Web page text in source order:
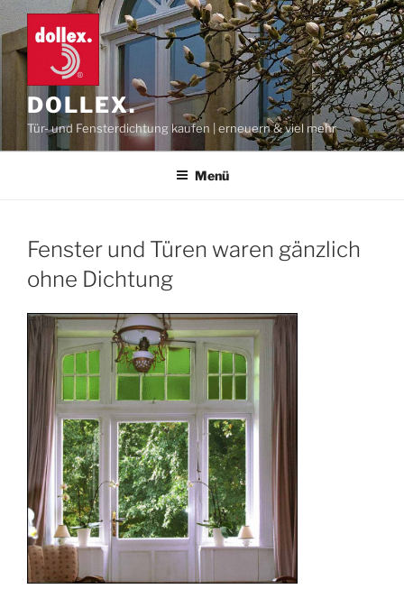
Zum
Inhalt
springen
DOLLEX.
Tür- und Fensterdichtung kaufen | erneuern & viel mehr
Menü
Fenster und Türen waren gänzlich
ohne Dichtung